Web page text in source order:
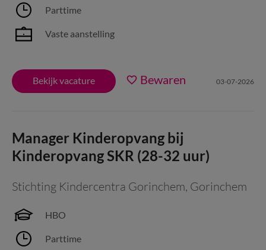
Parttime
Vaste aanstelling
Bekijk vacature Bewaren 03-07-2026
Manager Kinderopvang bij
Kinderopvang SKR (28-32 uur)
Stichting Kindercentra Gorinchem, Gorinchem
HBO
Parttime